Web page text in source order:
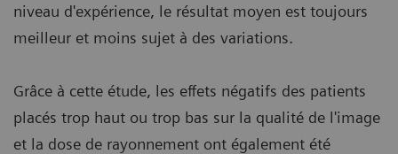
niveau d'expérience, le résultat moyen est toujours
meilleur et moins sujet à des variations.
Grâce à cette étude, les effets négatifs des patients
placés trop haut ou trop bas sur la qualité de l'image
et la dose de rayonnement ont également été